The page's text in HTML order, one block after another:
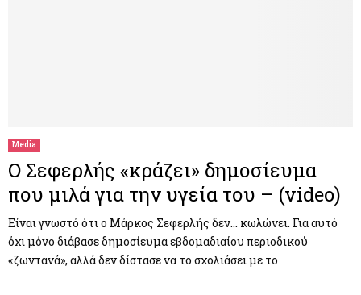
Media
Ο Σεφερλής «κράζει» δημοσίευμα
που μιλά για την υγεία του – (video)
Είναι γνωστό ότι ο Μάρκος Σεφερλής δεν… κωλώνει. Για αυτό
όχι μόνο διάβασε δημοσίευμα εβδομαδιαίου περιοδικού
«ζωντανά», αλλά δεν δίστασε να το σχολιάσει με το